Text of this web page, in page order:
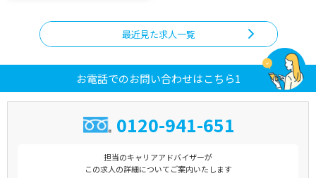
最近見た求人一覧
お電話でのお問い合わせはこちら1
0120-941-651
担当のキャリアアドバイザーが
この求人の詳細についてご案内いたします